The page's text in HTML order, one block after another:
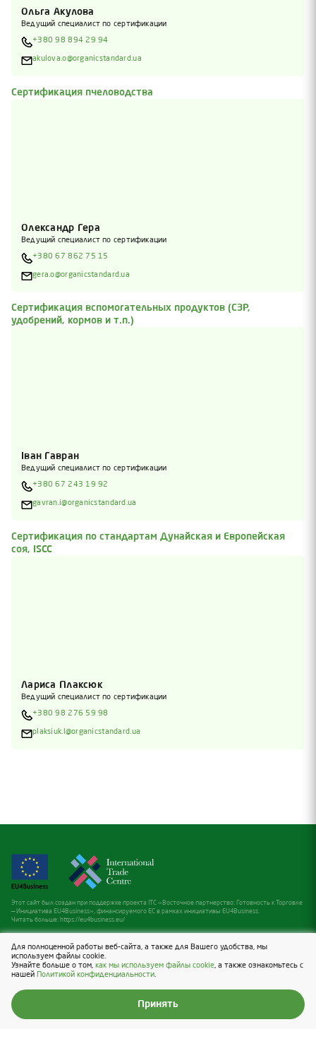
Ольга Акулова
Ведущий специалист по сертификации
+380 98 894 29 94
akulova.o@organicstandard.ua
Сертификация пчеловодства
Олександр Гера
Ведущий специалист по сертификации
+380 67 862 75 15
gera.o@organicstandard.ua
Сертификация вспомогательных продуктов (СЗР,
удобрений, кормов и т.п.)
Іван Гавран
Ведущий специалист по сертификации
+380 67 243 19 92
gavran.i@organicstandard.ua
Сертификация по стандартам Дунайская и Европейская
соя, ISCC
Лариса Плаксюк
Ведущий специалист по сертификации
+380 98 276 59 98
plaksiuk.l@organicstandard.ua
Киев, 01024, Украина
Этот сайт был создан при поддержке проекта ITC «Восточное партнерство: Готовность к Торговле
— Инициатива EU4Business», финансируемого ЕС в рамках инициативы EU4Business.
Читать больше: https://eu4business.eu/
+38 044 200 62 16
office@organicstandard.ua
Для полноценной работы веб-сайта, а также для Вашего удобства, мы
используем файлы cookie.
Узнайте больше о том, как мы используем файлы cookie, а также ознакомьтесь с
нашей
Политикой конфиденциальности.
Принять